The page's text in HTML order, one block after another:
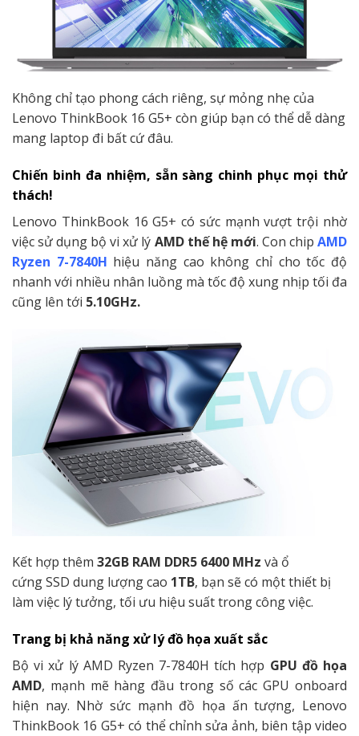
Không chỉ tạo phong cách riêng, sự mỏng nhẹ của
Lenovo ThinkBook 16 G5+ còn giúp bạn có thể dễ dàng
mang laptop đi bất cứ đâu.
Chiến binh đa nhiệm, sẵn sàng chinh phục mọi thử
thách!
Lenovo ThinkBook 16 G5+ có sức mạnh vượt trội nhờ
việc sử dụng bộ vi xử lý AMD thế hệ mới. Con chipAMD
Ryzen 7-7840H hiệu năng cao không chỉ cho tốc độ
nhanh với nhiều nhân luồng mà tốc độ xung nhịp tối đa
cũng lên tới 5.10GHz.
Kết hợp thêm 32GB RAM DDR5 6400 MHz và ổ
cứng SSD dung lượng cao 1TB, bạn sẽ có một thiết bị
làm việc lý tưởng, tối ưu hiệu suất trong công việc.
Trang bị khả năng xử lý đồ họa xuất sắc
Bộ vi xử lý AMD Ryzen 7-7840H tích hợp GPU đồ họa
AMD, mạnh mẽ hàng đầu trong số các GPU onboard
hiện nay. Nhờ sức mạnh đồ họa ấn tượng, Lenovo
ThinkBook 16 G5+ có thể chỉnh sửa ảnh, biên tập video